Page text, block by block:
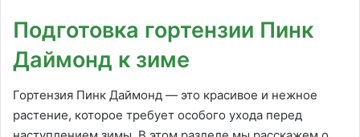
Подготовка гортензии Пинк
Даймонд к зиме
Гортензия Пинк Даймонд — это красивое и нежное
растение, которое требует особого ухода перед